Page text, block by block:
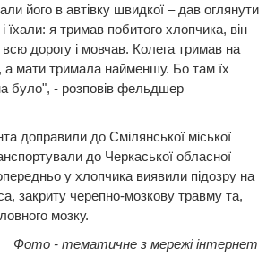
його в автівку швидкої – дав оглянути
їхали: я тримав побитого хлопчика, він
дорогу і мовчав. Колега тримав на
а мати тримала найменшу. Бо там їх
було", - розповів фельдшер
доправили до Смілянської міської
до Черкаської обласної
у хлопчика виявили підозру на
закриту черепно-мозкову травму та,
мозку.
Фото - тематичне з мережі інтернет